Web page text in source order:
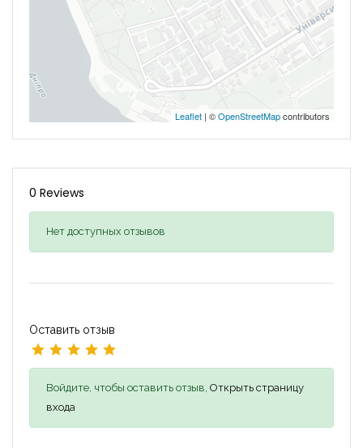
Leaflet | ©OpenStreetMapcontributors
0 Reviews
Нет доступных отзывов
Оставить отзыв
Войдите, чтобы оставить отзыв, Открыть страницу
входа